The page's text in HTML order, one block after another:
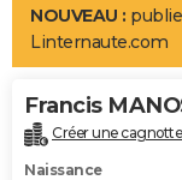
LIFESTYLE
Art de vivre
Bien-être
Loisirs
Mode
Modes de vie
Alimentation
Guide de la santé
Maladies
Médicaments
Sommeil
VOYAGE
Destinations
City break
Voyage nature
Voyage de noces
Forum
Climat
+PHOTO
NOUVEAU :
Linternaute.com
Francis
Créer une
Naissance